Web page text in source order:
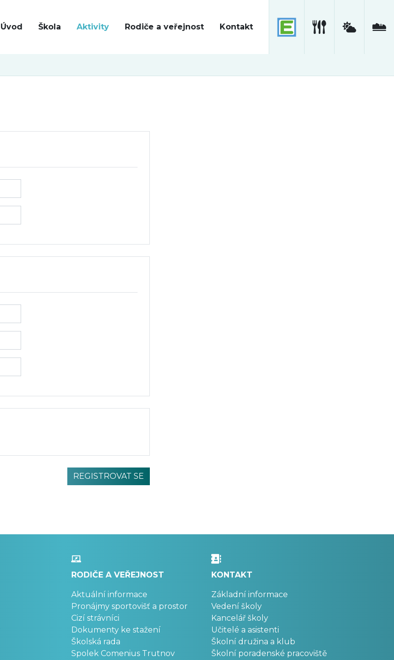
Úvod Škola Aktivity Rodiče a veřejnost Kontakt
RODIČE A VEŘEJNOST
Aktuální informace
Pronájmy sportovišť a prostor
Cizí strávníci
Dokumenty ke stažení
Školská rada
Spolek Comenius Trutnov
KONTAKT
Základní informace
Vedení školy
Kancelář školy
Učitelé a asistenti
Školní družina a klub
Školní poradenské pracoviště